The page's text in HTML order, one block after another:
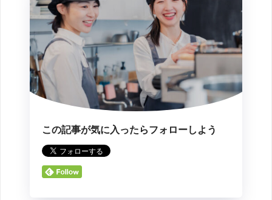
この記事が気に入ったらフォローしよう